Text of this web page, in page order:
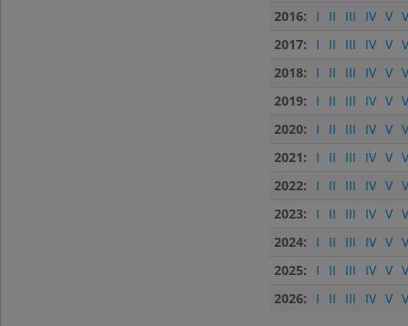
2016: I II III IV V
2017:
I II III IV V
2018:
I II III IV V
2019:
I II III IV V
2020:
I II III IV V
2021:
I II III IV V
2022:
I II III IV V
2023:
I II III IV V
2024:
I II III IV V
2025:
I II III IV V
2026:
I II III IV V